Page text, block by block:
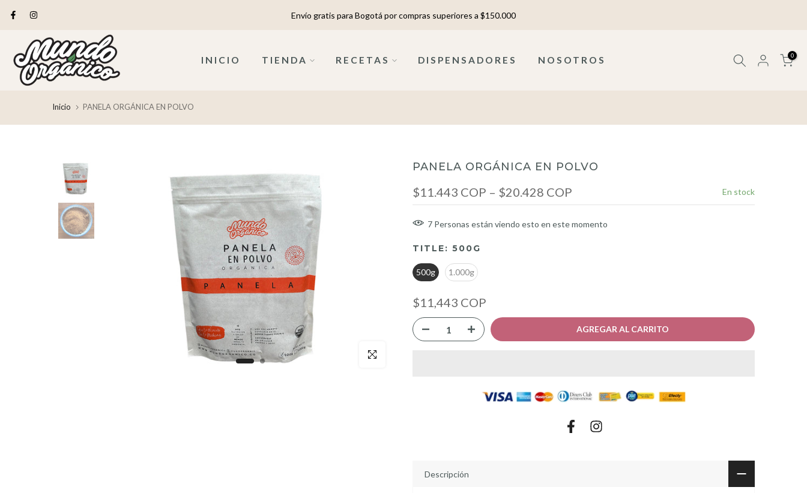
saltar
contenido
Envío gratis para Bogotá por compras superiores a $150.000
INICIO TIENDA RECETAS DISPENSADORES NOSOTROS 0
Inicio PANELA ORGÁNICA EN POLVO
Click para agrandar
PANELA ORGÁNICA EN POLVO
$11.443 COP – $20.428 COP En stock
7 Personas están viendo esto en este momento
TITLE: 500G
500g 1.000g
$11,443 COP
AGREGAR AL CARRITO
Descripción